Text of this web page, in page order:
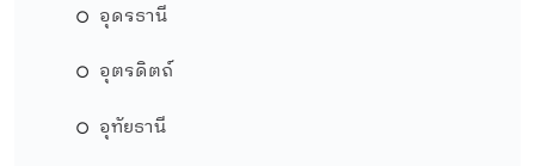
อุดรธานี
อุตรดิตถ์
อุทัยธานี